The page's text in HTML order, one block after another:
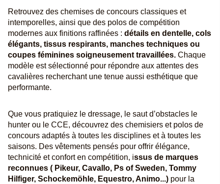
Retrouvez des chemises de concours classiques et
intemporelles, ainsi que des polos de compétition
modernes aux finitions raffinées : détails en dentelle, cols
élégants, tissus respirants, manches techniques ou
coupes féminines soigneusement travaillées. Chaque
modèle est sélectionné pour répondre aux attentes des
cavalières recherchant une tenue aussi esthétique que
performante.
Que vous pratiquiez le dressage, le saut d’obstacles le
hunter ou le CCE, découvrez des chemisiers et polos de
concours adaptés à toutes les disciplines et à toutes les
saisons. Des vêtements pensés pour offrir élégance,
technicité et confort en compétition, issus de marques
reconnues ( Pikeur, Cavallo, Ps of Sweden, Tommy
Hilfiger, Schockemöhle, Equestro, Animo...) pour la